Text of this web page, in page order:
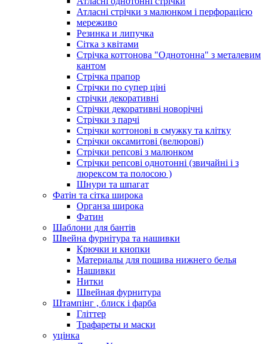
Атласні стрічки з малюнком і перфорацією
мереживо
Резинка и липучка
Сітка з квітами
Стрічка коттонова "Однотонна" з металевим
кантом
Стрічка прапор
Стрічки по супер ціні
стрічки декоративні
Стрічки декоративні новорічні
Стрічки з парчі
Стрічки коттонові в смужку та клітку
Стрічки оксамитові (велюрові)
Стрічки репсові з малюнком
Стрічки репсові однотонні (звичайні і з
люрексом та полосою )
Шнури та шпагат
Фатін та сітка широка
Органза широка
Фатин
Шаблони для бантів
Швейна фурнітура та нашивки
Крючки и кнопки
Материалы для пошива нижнего белья
Нашивки
Нитки
Швейная фурнитура
Штампінг , блиск і фарба
Гліттер
Трафареты и маски
уцінка